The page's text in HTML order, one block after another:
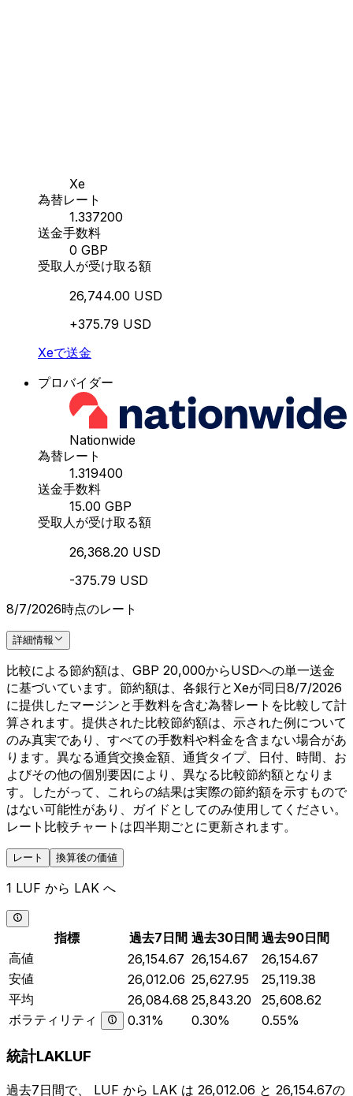
Xe
為替レート
1.337200
送金手数料
0 GBP
受取人が受け取る額
26,744.00 USD
+375.79 USD
Xeで送金
プロバイダー
Nationwide
為替レート
1.319400
送金手数料
15.00 GBP
受取人が受け取る額
26,368.20 USD
-375.79 USD
8/7/2026時点のレート
詳細情報
比較による節約額は、GBP 20,000からUSDへの単一送金
に基づいています。節約額は、各銀行とXeが同日8/7/2026
に提供したマージンと手数料を含む為替レートを比較して計
算されます。提供された比較節約額は、示された例について
のみ真実であり、すべての手数料や料金を含まない場合があ
ります。異なる通貨交換金額、通貨タイプ、日付、時間、お
よびその他の個別要因により、異なる比較節約額となりま
す。したがって、これらの結果は実際の節約額を示すもので
はない可能性があり、ガイドとしてのみ使用してください。
レート比較チャートは四半期ごとに更新されます。
レート 換算後の価値
1 LUF から LAK へ
指標 過去7日間 過去30日間 過去90日間
高値
26,154.67 26,154.67
26,154.67
安値
26,012.06 25,627.95
25,119.38
平均
26,084.68 25,843.20
25,608.62
ボラティリティ
0.31% 0.30% 0.55%
統計LAKLUF
過去7日間で、 LUF から LAK は 26,012.06 と 26,154.67の